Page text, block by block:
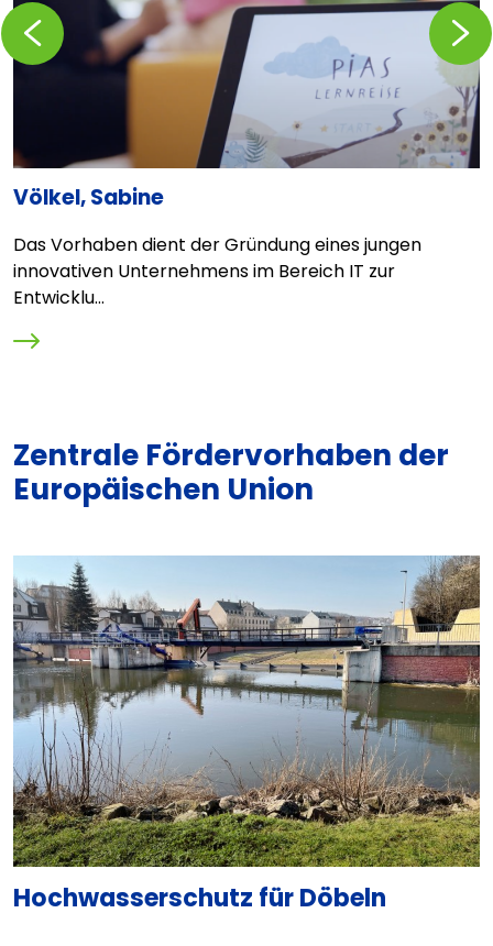
Völkel, Sabine
Das Vorhaben dient der Gründung eines jungen
innovativen Unternehmens im Bereich IT zur
Entwicklu...
Zurückblättern
Zentrale Fördervorhaben der
Europäischen Union
Hochwasserschutz für Döbeln